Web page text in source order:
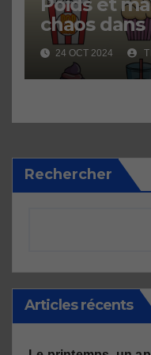
chaos
24 OCT 2024
Rechercher
Articles récents